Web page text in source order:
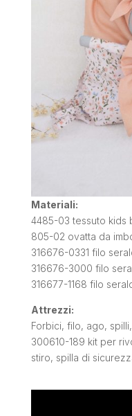
Materiali:
4485-03 tessuto kids
805-02 ovatta da
316676-0331 filo
316676-3000 filo
316677-1168 filo
Attrezzi:
Forbici, filo, ago,
300610-189 kit per
stiro, spilla di